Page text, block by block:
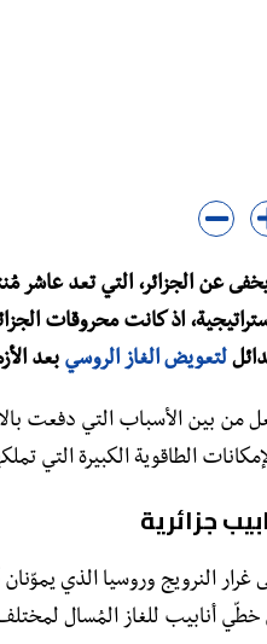
عن الجزائر، التي تعد عاشر
اذ كانت محروقات
لتعويض الغاز الروسي بعد
من بين الأسباب التي دفعت
الطاقوية الكبيرة التي
جزائرية
غرار النرويج وروسيا الذي يموّنان
أنابيب للغاز المُسال لمختلف